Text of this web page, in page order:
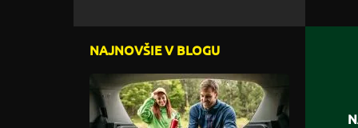
NAJNOVŠIE V BLOGU